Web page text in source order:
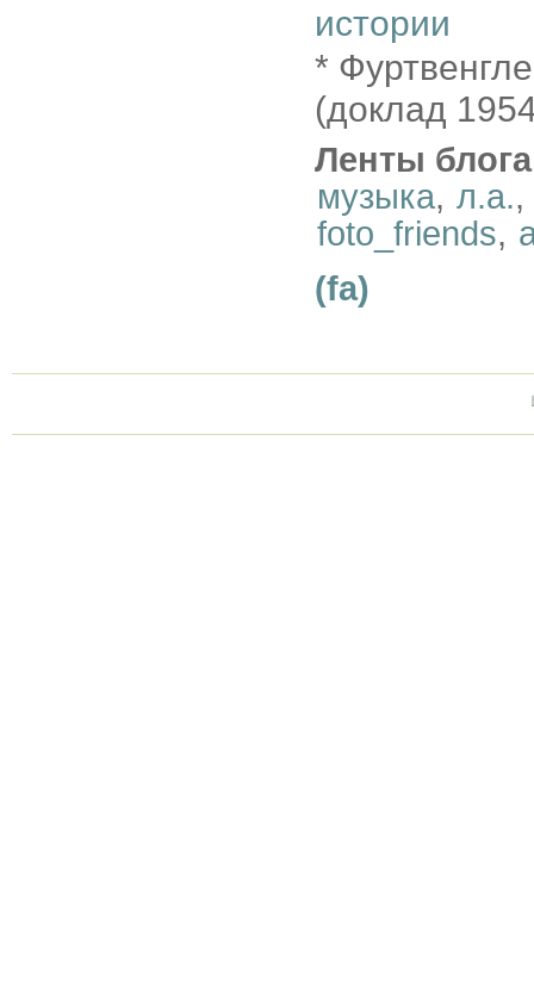
истории
*
(доклад
Ленты
музыка, л.а.,
foto_friends,
(fa)